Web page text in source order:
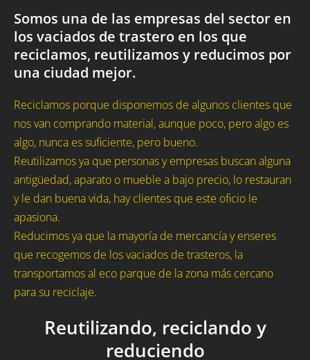
Somos una de las empresas del sector en
los vaciados de trastero en los que
reciclamos, reutilizamos y reducimos por
una ciudad mejor.
Reciclamos porque disponemos de algunos clientes que
nos van comprando material, aunque poco, pero algo es
algo, nunca es suficiente, pero bueno.
Reutilizamos ya que personas y empresas buscan alguna
antigüedad, aparato o mueble a bajo precio, lo restauran
y le dan buena vida, hay clientes que este oficio le
apasiona.
Reducimos ya que la mayoría de mercancía y enseres
que recogemos de los vaciados de trasteros, la
transportamos al eco parque de la zona más cercano
para su reciclaje.
Reutilizando, reciclando y
reduciendo